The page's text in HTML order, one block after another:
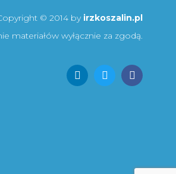
© 2014 by irzkoszalin.pl
materiałów wyłącznie za zgodą.